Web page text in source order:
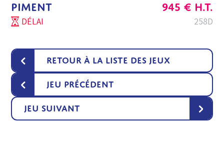
‹ Retour à la liste des jeux
‹ Jeu précédent
Jeu suivant ›
PIMENT 945 € H.T.
DÉLAI 258D